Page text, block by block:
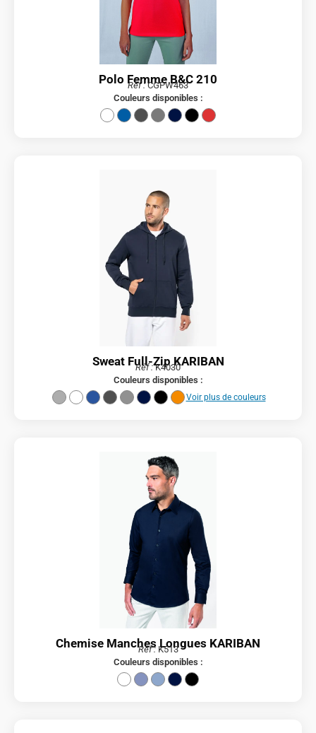
Polo Femme B&C 210
Réf :CGPW463
Couleurs disponibles :
Sweat Full-Zip KARIBAN
Réf :K4030
Couleurs disponibles :
Voir plus de couleurs
Chemise Manches Longues KARIBAN
Réf :K513
Couleurs disponibles :